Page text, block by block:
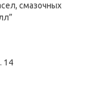
смазочных
14